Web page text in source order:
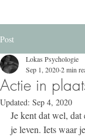
Post
Actie in
Lokas Psychologie
Sep 1, 20202 min
Updated: Sep 4, 2020
Je kent dat wel, dat
je leven. Iets waar